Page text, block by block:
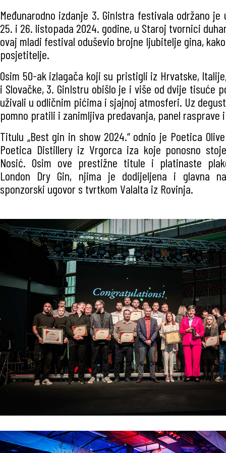
Međunarodno izdanje 3. GinIstra festivala održano
25. i 26. listopada 2024. godine, u Staroj tvornici
ovaj mladi festival oduševio brojne ljubitelje gina,
posjetitelje.
Osim 50-ak izlagača koji su pristigli iz Hrvatske,
i Slovačke, 3. GinIstru obišlo je i više od dvije tisuće
uživali u odličnim pićima i sjajnoj atmosferi. Uz
pomno pratili i zanimljiva predavanja, panel rasprave
Titulu „Best gin in show 2024.“ odnio je Poetica
Poetica Distillery iz Vrgorca iza koje ponosno
Nosić. Osim ove prestižne titule i platinaste
London Dry Gin, njima je dodijeljena i glavna
sponzorski ugovor s tvrtkom Valalta iz Rovinja.